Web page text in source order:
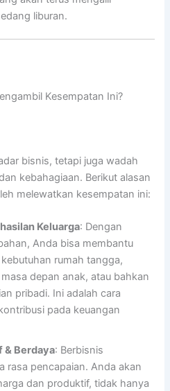
liburan.
Kesempatan Ini?
bisnis, tetapi juga wadah
kebahagiaan. Berikut alasan
melewatkan kesempatan ini:
Keluarga: Dengan
Anda bisa membantu
rumah tangga,
depan anak, atau bahkan
pribadi. Ini adalah cara
pada keuangan
& Berdaya: Berbisnis
rasa pencapaian. Anda akan
dan produktif, tidak hanya